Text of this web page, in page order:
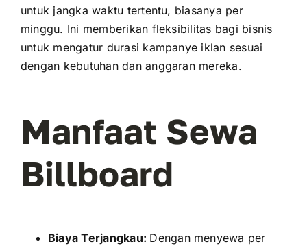
untuk jangka waktu tertentu, biasanya per
minggu. Ini memberikan fleksibilitas bagi bisnis
untuk mengatur durasi kampanye iklan sesuai
dengan kebutuhan dan anggaran mereka.
Manfaat Sewa
Billboard
Biaya Terjangkau: Dengan menyewa per